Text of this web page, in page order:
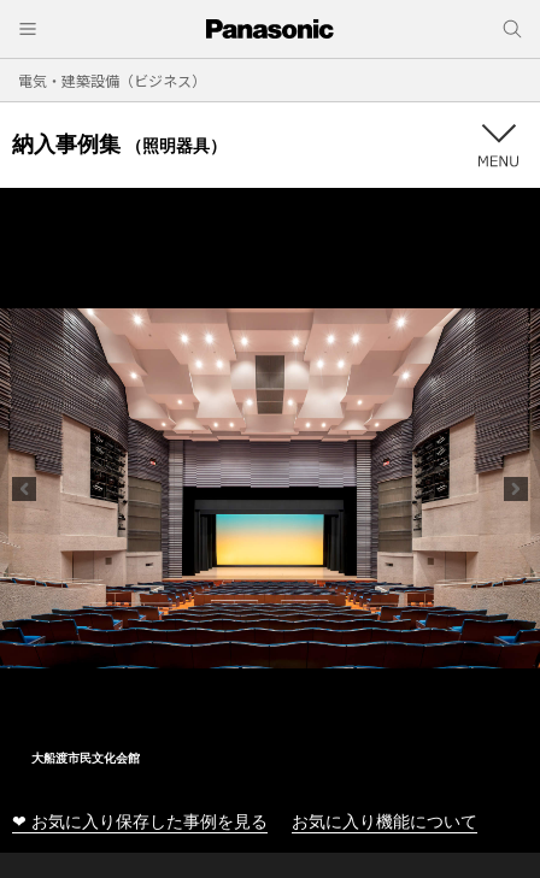
電気・建築設備（ビジネス）
納入事例集 （照明器具）
大船渡市民文化会館
❤ お気に入り保存した事例を見る お気に入り機能について